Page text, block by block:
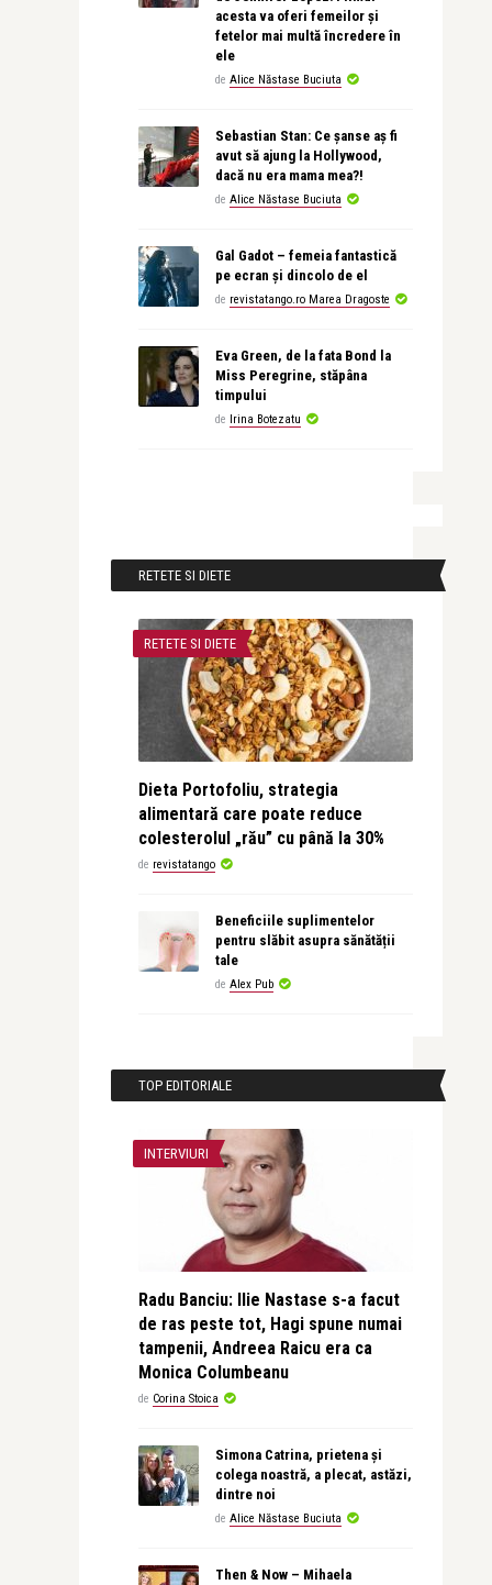
acesta va oferi femeilor și
fetelor mai multă încredere în
ele
de Alice Năstase Buciuta
Sebastian Stan: Ce șanse aș fi
avut să ajung la Hollywood,
dacă nu era mama mea?!
de Alice Năstase Buciuta
Gal Gadot – femeia fantastică
pe ecran și dincolo de el
de revistatango.ro Marea Dragoste
Eva Green, de la fata Bond la
Miss Peregrine, stăpâna
timpului
de Irina Botezatu
RETETE SI DIETE
RETETE SI DIETE
Dieta Portofoliu, strategia
alimentară care poate reduce
colesterolul „rău” cu până la 30%
de revistatango
Beneficiile suplimentelor
pentru slăbit asupra sănătății
tale
de Alex Pub
TOP EDITORIALE
INTERVIURI
Radu Banciu: Ilie Nastase s-a facut
de ras peste tot, Hagi spune numai
tampenii, Andreea Raicu era ca
Monica Columbeanu
de Corina Stoica
Simona Catrina, prietena și
colega noastră, a plecat, astăzi,
dintre noi
de Alice Năstase Buciuta
Then & Now – Mihaela